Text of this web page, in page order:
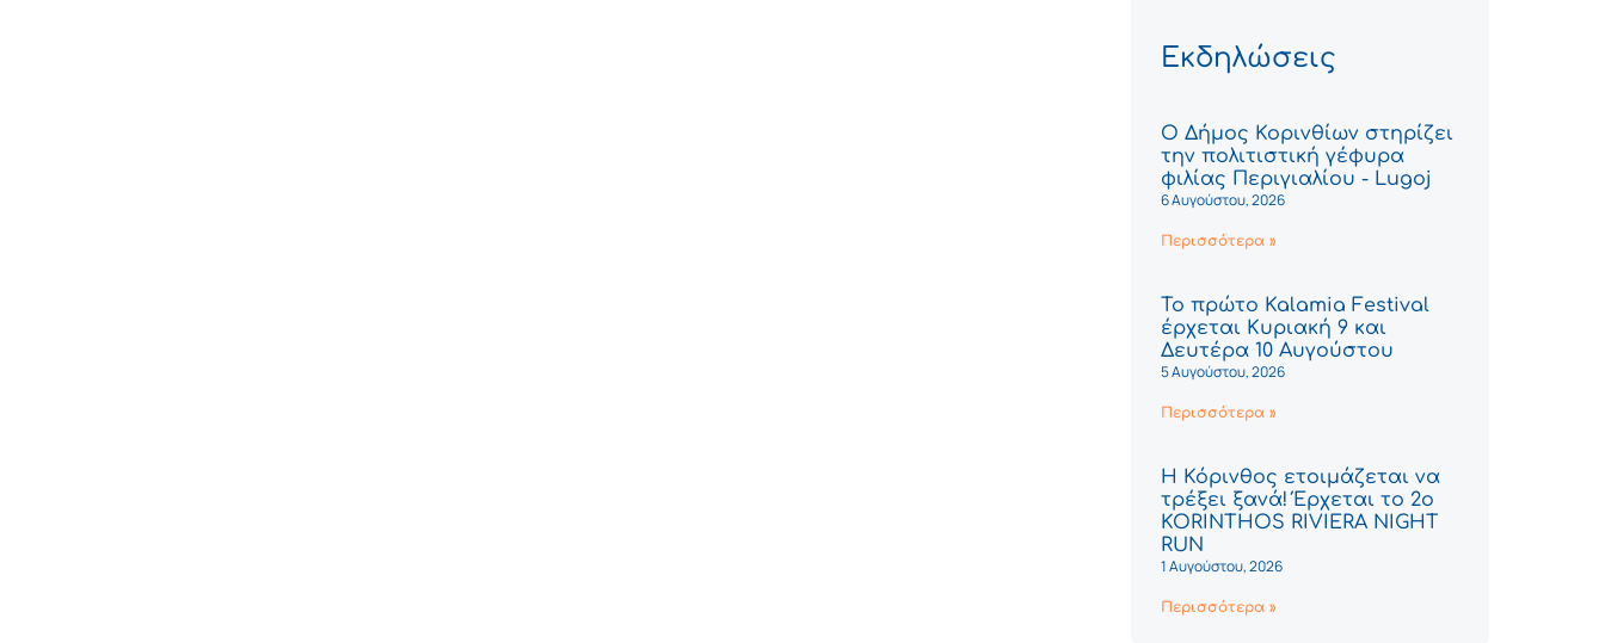
Εκδηλώσεις
Ο Δήμος Κορινθίων στηρίζει
την πολιτιστική γέφυρα
φιλίας Περιγιαλίου - Lugoj
6 Αυγούστου, 2026
Περισσότερα »
Το πρώτο Kalamia Festival
έρχεται Κυριακή 9 και
Δευτέρα 10 Αυγούστου
5 Αυγούστου, 2026
Περισσότερα »
Η Κόρινθος ετοιμάζεται να
τρέξει ξανά! Έρχεται το 2ο
KORINTHOS RIVIERA NIGHT
RUN
1 Αυγούστου, 2026
Περισσότερα »